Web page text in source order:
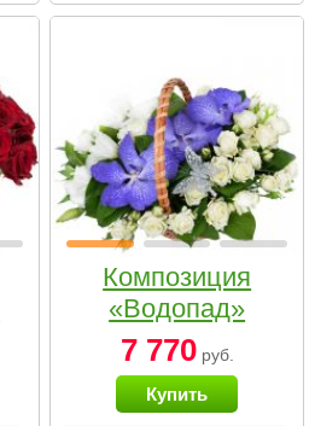
Композиция
«Водопад»
7 770руб.
Купить